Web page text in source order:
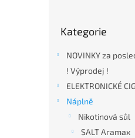
kategorie
Kategorie
NOVINKY za
! Výprodej !
ELEKTRONICKÉ
Náplně
Nikotinová sůl
SALT Aramax